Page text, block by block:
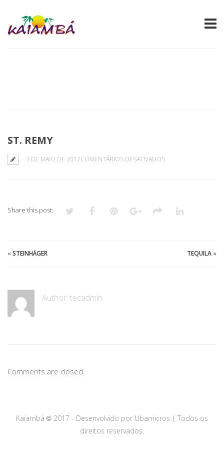
ST. REMY
3 DE MAIO DE 2017COMENTÁRIOS DESATIVADOSEM
Share this post:
«STEINHÄGER TEQUILA »
Author:tecadmin
Comments are closed.
Kaiambá © 2017 - Desenvolvido por Ubamicros | Todos os
direitos reservados.